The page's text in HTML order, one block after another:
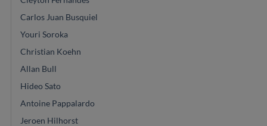
Carlos Juan Busquiel
Youri Soroka
Christian Koehn
Allan Bull
Hideo Sato
Antoine Pappalardo
Jeroen Hilhorst